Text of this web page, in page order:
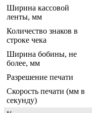
Ширина кассовой
ленты, мм
Количество знаков в
строке чека
Ширина бобины, не
более, мм
Разрешение печати
Скорость печати (мм в
секунду)